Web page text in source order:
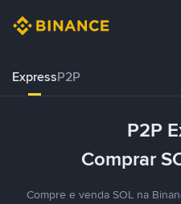
ExpressP2P
P2P
Comprar
Compre e venda SOL na